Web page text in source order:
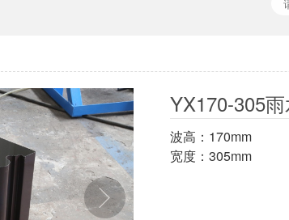
YX170-305
波高：170mm
宽度：305mm